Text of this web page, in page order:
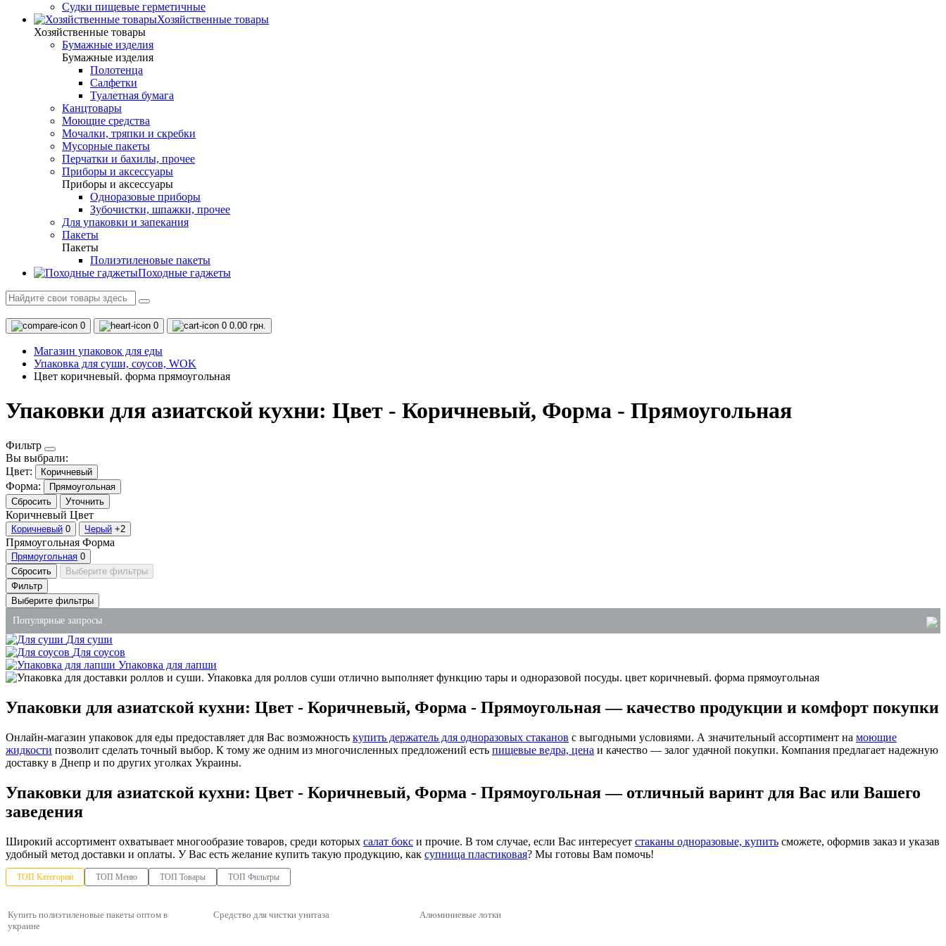
Судки пищевые герметичные
Хозяйственные товары
Хозяйственные товары
Бумажные изделия
Бумажные изделия
Полотенца
Салфетки
Туалетная бумага
Канцтовары
Моющие средства
Мочалки, тряпки и скребки
Мусорные пакеты
Перчатки и бахилы, прочее
Приборы и аксессуары
Приборы и аксессуары
Одноразовые приборы
Зубочистки, шпажки, прочее
Для упаковки и запекания
Пакеты
Пакеты
Полиэтиленовые пакеты
Походные гаджеты
0 0 0 0.00 грн.
Магазин упаковок для еды
Упаковка для суши, соусов, WOK
Цвет коричневый. форма прямоугольная
Упаковки для азиатской кухни: Цвет - Коричневый, Форма - Прямоугольная
Фильтр
Вы выбрали:
Цвет:
Коричневый
Форма:
Прямоугольная
Сбросить
Уточнить
Коричневый Цвет
Коричневый 0 Черый +2
Прямоугольная Форма
Прямоугольная 0
Сбросить
Выберите фильтры
Фильтр
Выберите фильтры
Популярные запросы
чистящее средство купить
контейнер для супов
полиэтиленовые пакеты опт киев
одноразовый стакан цена
купить стакан одноразовый
Для суши
Для соусов
Упаковка для лапши
Упаковки для азиатской кухни: Цвет - Коричневый, Форма - Прямоугольная — качество продукции и комфорт покупки
Онлайн-магазин упаковок для еды предоставляет для Вас возможность купить держатель для одноразовых стаканов с выгодными условиями. А значительный ассортимент на моющие
жидкости позволит сделать точный выбор. К тому же одним из многочисленных предложений есть пищевые ведра, цена и качество — залог удачной покупки. Компания предлагает надежную
доставку в Днепр и по других уголках Украины.
Упаковки для азиатской кухни: Цвет - Коричневый, Форма - Прямоугольная — отличный варинт для Вас или Вашего
заведения
Широкий ассортимент охватывает многообразие товаров, среди которых салат бокс и прочие. В том случае, если Вас интересует стаканы одноразовые, купить сможете, оформив заказ и указав
удобный метод доставки и оплаты. У Вас есть желание купить такую продукцию, как супница пластиковая? Мы готовы Вам помочь!
ТОП Категории ТОП Меню ТОП Товары ТОП Фильтры
Купить полиэтиленовые пакеты оптом в
украине
Средство для чистки унитаза Алюминиевые лотки